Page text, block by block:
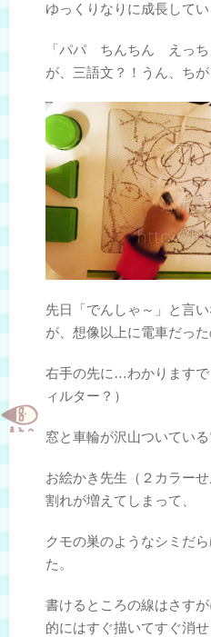
ゆっくりなりに成長してい
「パパ ちんちん えっち
が、三語文？！うん、ち
先日「でんしゃ～」と言
が、想像以上に電車だった
右手の先に…わかりますで
ィルター？）
窓と車輪が沢山ついている
お絵かき先生（２カラー
割れが増えてしまって、
クモの巣のようなシミだ
た。
書けるところの線はさす
的にはすぐ描いてすぐ消